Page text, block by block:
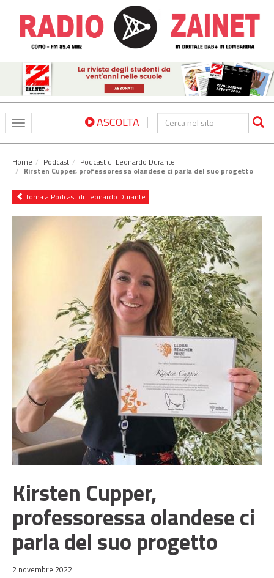
Toggle
navigation
ASCOLTA |
Home Podcast Podcast di Leonardo Durante
Kirsten Cupper, professoressa olandese ci parla del suo progetto
Torna a Podcast di Leonardo Durante
Kirsten Cupper,
professoressa olandese ci
parla del suo progetto
2 novembre 2022